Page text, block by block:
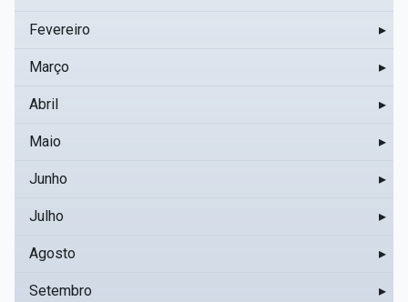
Fevereiro ▸
Março ▸
Abril ▸
Maio ▸
Junho ▸
Julho ▸
Agosto ▸
Setembro ▸